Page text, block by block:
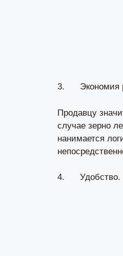
3. Экономия
Продавцу
случае зерно
нанимается
4. Удобство.